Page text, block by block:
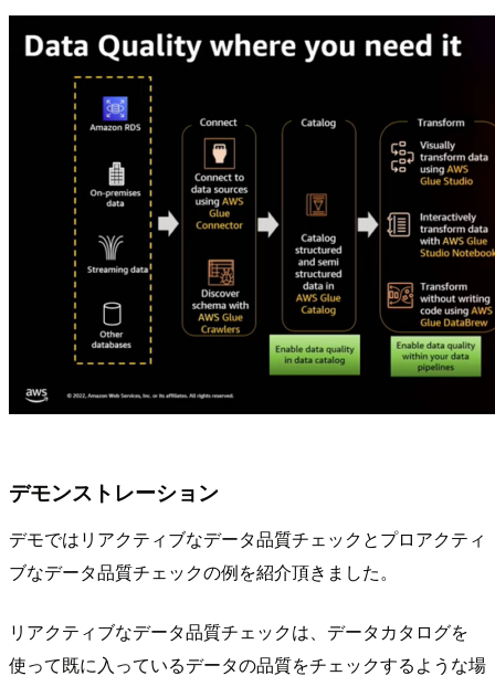
デモンストレーション
デモではリアクティブなデータ品質チェックとプロアクティ
ブなデータ品質チェックの例を紹介頂きました。
リアクティブなデータ品質チェックは、データカタログを
使って既に入っているデータの品質をチェックするような場